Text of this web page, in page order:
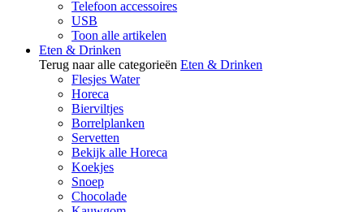
Telefoon accessoires
USB
Toon alle artikelen
Eten & Drinken
Terug naar alle categorieën Eten & Drinken
Flesjes Water
Horeca
Bierviltjes
Borrelplanken
Servetten
Bekijk alle Horeca
Koekjes
Snoep
Chocolade